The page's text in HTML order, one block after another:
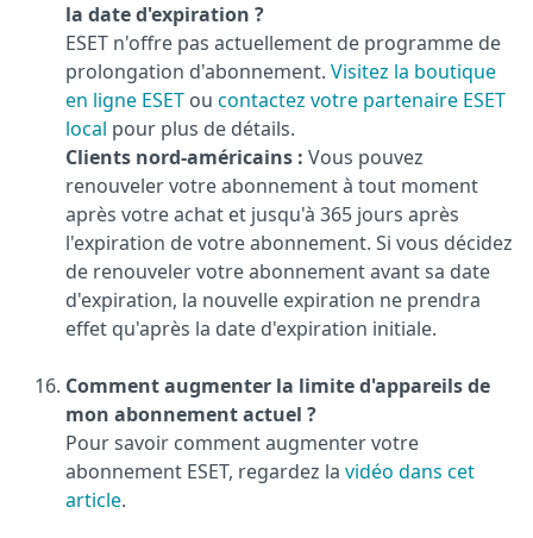
la date d'expiration ?
ESET n'offre pas actuellement de programme de
prolongation d'abonnement. Visitez la boutique
en ligne ESET ou contactez votre partenaire ESET
local pour plus de détails.
Clients nord-américains : Vous pouvez
renouveler votre abonnement à tout moment
après votre achat et jusqu'à 365 jours après
l'expiration de votre abonnement. Si vous décidez
de renouveler votre abonnement avant sa date
d'expiration, la nouvelle expiration ne prendra
effet qu'après la date d'expiration initiale.
Comment augmenter la limite d'appareils de
mon abonnement actuel ?
Pour savoir comment augmenter votre
abonnement ESET, regardez la vidéo dans cet
article.